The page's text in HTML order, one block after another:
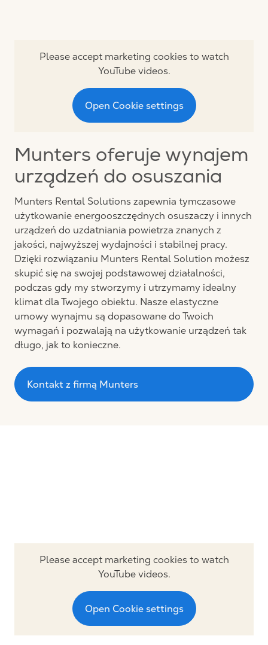
Please accept marketing cookies to watch
YouTube videos.
Open Cookie settings
Munters oferuje wynajem
urządzeń do osuszania
Munters Rental Solutions zapewnia tymczasowe
użytkowanie energooszczędnych osuszaczy i innych
urządzeń do uzdatniania powietrza znanych z
jakości, najwyższej wydajności i stabilnej pracy.
Dzięki rozwiązaniu Munters Rental Solution możesz
skupić się na swojej podstawowej działalności,
podczas gdy my stworzymy i utrzymamy idealny
klimat dla Twojego obiektu. Nasze elastyczne
umowy wynajmu są dopasowane do Twoich
wymagań i pozwalają na użytkowanie urządzeń tak
długo, jak to konieczne.
Kontakt z firmą Munters
Please accept marketing cookies to watch
YouTube videos.
Open Cookie settings